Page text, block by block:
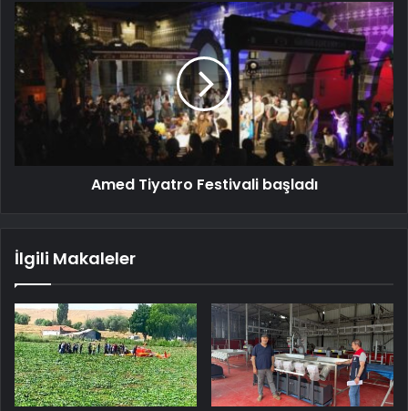
Amed Tiyatro Festivali başladı
İlgili Makaleler